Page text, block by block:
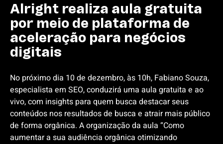
Alright realiza aula gratuita
por meio de plataforma de
aceleração para negócios
digitais
No próximo dia 10 de dezembro, às 10h, Fabiano Souza,
especialista em SEO, conduzirá uma aula gratuita e ao
vivo, com insights para quem busca destacar seus
conteúdos nos resultados de busca e atrair mais público
de forma orgânica. A organização da aula “Como
aumentar a sua audiência orgânica otimizando